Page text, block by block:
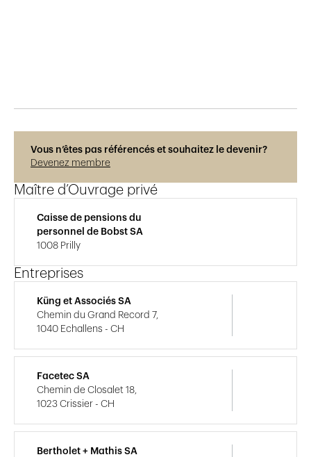
Vous n’êtes pas référencés et souhaitez le devenir?
Devenez membre
Maître d’Ouvrage privé
Caisse de pensions du
personnel de Bobst SA
1008 Prilly
Entreprises
Küng et Associés SA
Chemin du Grand Record 7,
1040 Echallens - CH
Facetec SA
Chemin de Closalet 18,
1023 Crissier - CH
Bertholet + Mathis SA